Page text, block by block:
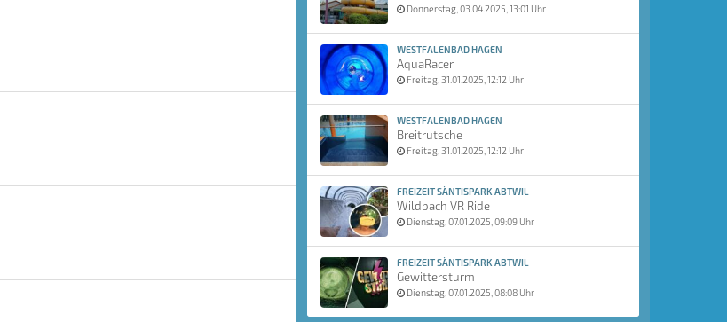
Donnerstag, 03.04.2025, 13:01 Uhr
WESTFALENBAD HAGEN
AquaRacer
Freitag, 31.01.2025, 12:12 Uhr
WESTFALENBAD HAGEN
Breitrutsche
Freitag, 31.01.2025, 12:12 Uhr
FREIZEIT SÄNTISPARK ABTWIL
Wildbach VR Ride
Dienstag, 07.01.2025, 09:09 Uhr
FREIZEIT SÄNTISPARK ABTWIL
Gewittersturm
Dienstag, 07.01.2025, 08:08 Uhr